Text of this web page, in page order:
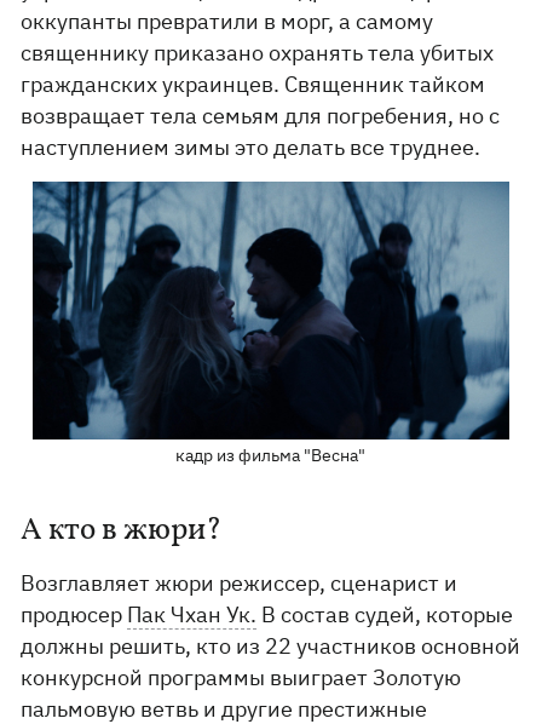
оккупанты превратили в морг, а самому
священнику приказано охранять тела убитых
гражданских украинцев. Священник тайком
возвращает тела семьям для погребения, но с
наступлением зимы это делать все труднее.
кадр из фильма "Весна"
А кто в жюри?
Возглавляет жюри режиссер, сценарист и
продюсер Пак Чхан Ук. В состав судей, которые
должны решить, кто из 22 участников основной
конкурсной программы выиграет Золотую
пальмовую ветвь и другие престижные